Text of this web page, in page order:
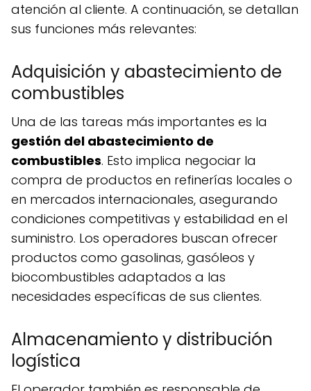
atención al cliente. A continuación, se detallan
sus funciones más relevantes:
Adquisición y abastecimiento de
combustibles
Una de las tareas más importantes es la
gestión del abastecimiento de
combustibles. Esto implica negociar la
compra de productos en refinerías locales o
en mercados internacionales, asegurando
condiciones competitivas y estabilidad en el
suministro. Los operadores buscan ofrecer
productos como gasolinas, gasóleos y
biocombustibles adaptados a las
necesidades específicas de sus clientes.
Almacenamiento y distribución
logística